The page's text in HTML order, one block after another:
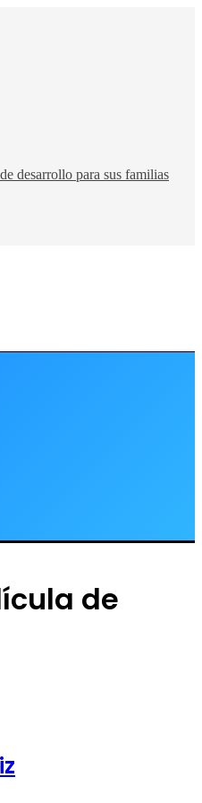
desarrollo para sus familias
de